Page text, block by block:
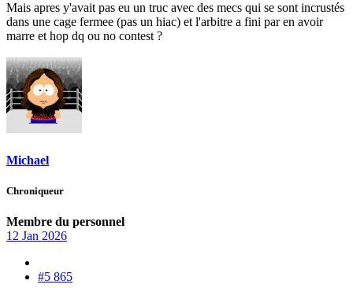
Mais apres y'avait pas eu un truc avec des mecs qui se sont incrustés
dans une cage fermee (pas un hiac) et l'arbitre a fini par en avoir
marre et hop dq ou no contest ?
Michael
Chroniqueur
Membre du personnel
12 Jan 2026
#5 865